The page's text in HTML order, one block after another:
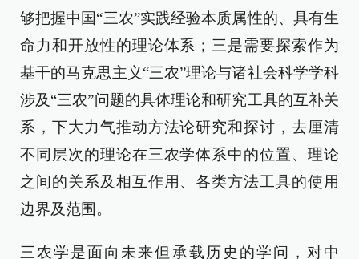
够把握中国“三农”实践经验本质属性的、具有生
命力和开放性的理论体系；三是需要探索作为
基干的马克思主义“三农”理论与诸社会科学学科
涉及“三农”问题的具体理论和研究工具的互补关
系，下大力气推动方法论研究和探讨，去厘清
不同层次的理论在三农学体系中的位置、理论
之间的关系及相互作用、各类方法工具的使用
边界及范围。
三农学是面向未来但承载历史的学问，对中